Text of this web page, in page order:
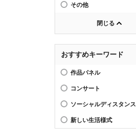
その他
閉じる
おすすめキーワード
作品パネル
コンサート
ソーシャルディスタンス
新しい生活様式